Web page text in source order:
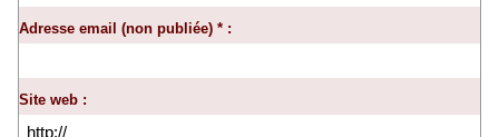
Adresse email (non publiée) * :
Site web :